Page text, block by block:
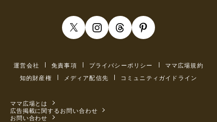
運営会社 免責事項 プライバシーポリシー
ママ広場規約
知的財産権
メディア配信先 コミュニティガイドライン
ママ広場とは
広告掲載に関するお問い合わせ
お問い合わせ